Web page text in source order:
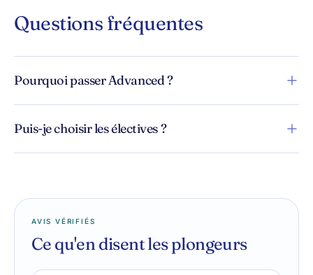
Questions fréquentes
Pourquoi passer Advanced ?
Puis-je choisir les électives ?
AVIS VÉRIFIÉS
Ce qu'en disent les plongeurs